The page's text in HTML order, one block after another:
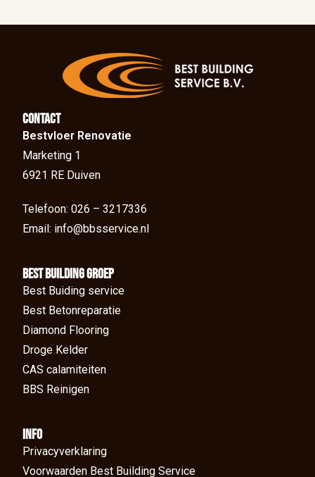
Contact
Bestvloer Renovatie
Marketing 1
6921 RE Duiven
Telefoon: 026 – 3217336
Email: info@bbsservice.nl
BEst Building groep
Best Buiding service
Best Betonreparatie
Diamond Flooring
Droge Kelder
CAS calamiteiten
BBS Reinigen
Info
Privacyverklaring
Voorwaarden Best Building Service